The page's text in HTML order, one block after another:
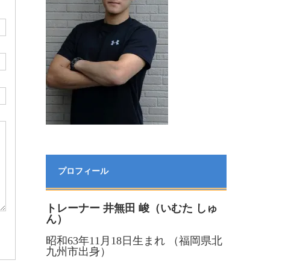
プロフィール
トレーナー 井無田 峻（いむた しゅ
ん）
昭和63年11月18日生まれ （福岡県北
九州市出身）